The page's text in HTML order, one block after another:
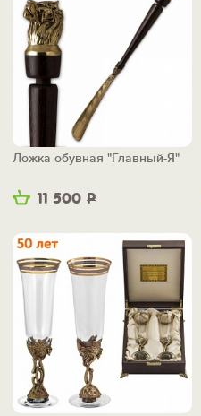
11 500 Р
Ложка обувная "Главный-Я"